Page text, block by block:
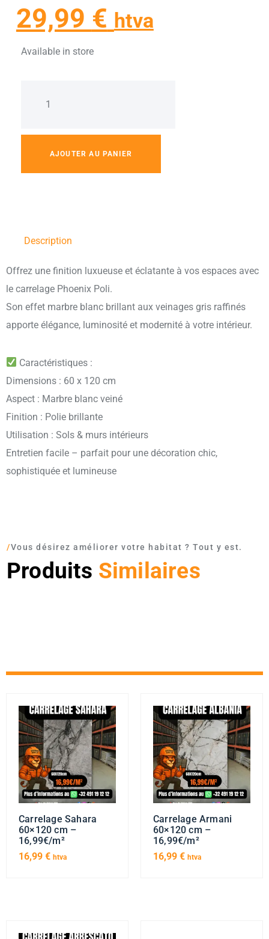
29,99 € htva
Available in store
AJOUTER AU PANIER
Description
Offrez une finition luxueuse et éclatante à vos espaces avec
le carrelage Phoenix Poli.
Son effet marbre blanc brillant aux veinages gris raffinés
apporte élégance, luminosité et modernité à votre intérieur.
Caractéristiques :
Dimensions : 60 x 120 cm
Aspect : Marbre blanc veiné
Finition : Polie brillante
Utilisation : Sols & murs intérieurs
Entretien facile – parfait pour une décoration chic,
sophistiquée et lumineuse
/Vous désirez améliorer votre habitat ? Tout y est.
Produits Similaires
Carrelage Sahara
60×120 cm –
16,99€/m²
16,99 € htva
Carrelage Armani
60×120 cm –
16,99€/m²
16,99 € htva